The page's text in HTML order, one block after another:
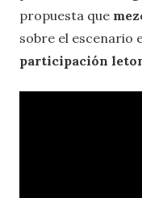
propuesta que
sobre el escenario
participación